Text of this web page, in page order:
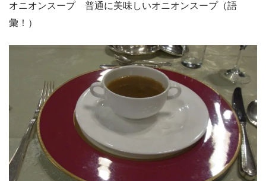
オニオンスープ 普通に美味しいオニオンスープ（語
彙！）